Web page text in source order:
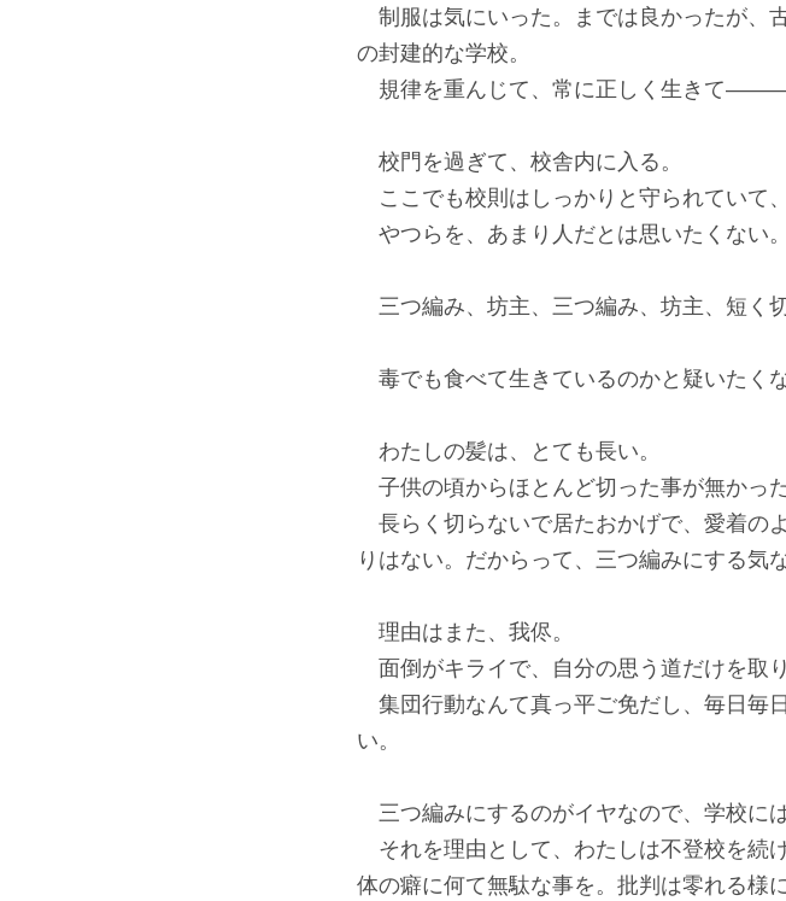
制服は気にいった。までは良かったが、
の封建的な学校。
規律を重んじて、常に正しく生きて
校門を過ぎて、校舎内に入る。
ここでも校則はしっかりと守られていて
やつらを、あまり人だとは思いたくない。
三つ編み、坊主、三つ編み、坊主、短く
毒でも食べて生きているのかと疑いたく
わたしの髪は、とても長い。
子供の頃からほとんど切った事が無かっ
長らく切らないで居たおかげで、愛着の
りはない。だからって、三つ編みにする気
理由はまた、我侭。
面倒がキライで、自分の思う道だけを取
集団行動なんて真っ平ご免だし、毎日毎
い。
三つ編みにするのがイヤなので、学校に
それを理由として、わたしは不登校を続
体の癖に何て無駄な事を。批判は零れる様